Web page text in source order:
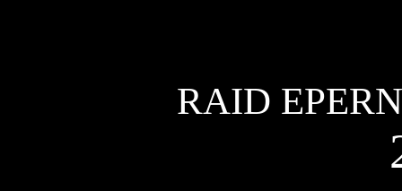
RAID